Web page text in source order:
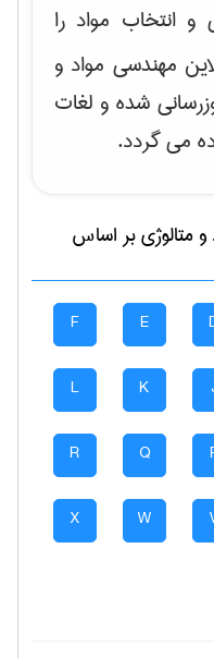
انتخاب مواد را
مهندسی مواد و
شده و لغات
می گردد.
متالوژیبر اساس
E
F
K
L
Q
R
W
X